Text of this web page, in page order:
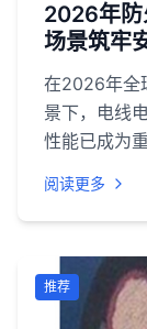
2026年防
场景筑牢
在2026年全
景下，电线
性能已成为
布，防火等
素。
阅读更多
推荐